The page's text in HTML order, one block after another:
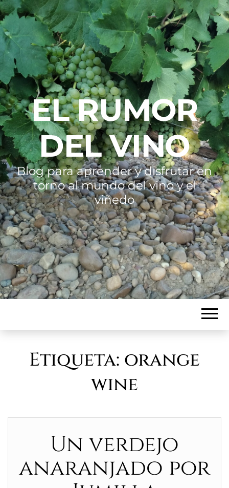
EL RUMOR
DEL VINO
Blog para aprender y disfrutar en
torno al mundo del vino y el
viñedo
Etiqueta: orange
wine
Un verdejo
anaranjado por